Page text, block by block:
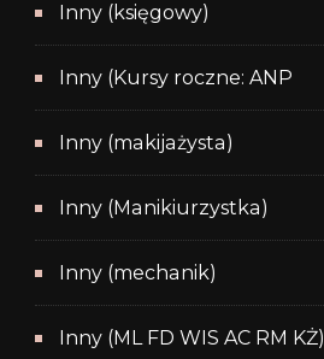
Inny (księgowy)
Inny (Kursy roczne: ANP
Inny (makijażysta)
Inny (Manikiurzystka)
Inny (mechanik)
Inny (ML FD WIS AC RM KŻ)